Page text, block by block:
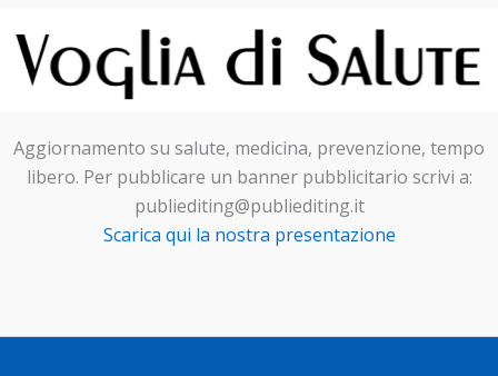
Aggiornamento su salute, medicina, prevenzione, tempo
libero. Per pubblicare un banner pubblicitario scrivi a:
publiediting@publiediting.it
Scarica qui la nostra presentazione